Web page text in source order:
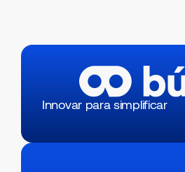
Innovar para simplificar